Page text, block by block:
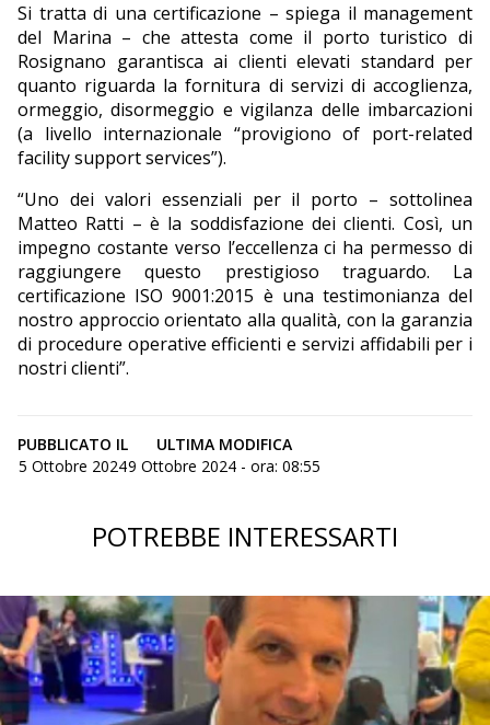
Si tratta di una certificazione – spiega il management
del Marina – che attesta come il porto turistico di
Rosignano garantisca ai clienti elevati standard per
quanto riguarda la fornitura di servizi di accoglienza,
ormeggio, disormeggio e vigilanza delle imbarcazioni
(a livello internazionale “provigiono of port-related
facility support services”).
“Uno dei valori essenziali per il porto – sottolinea
Matteo Ratti – è la soddisfazione dei clienti. Così, un
impegno costante verso l’eccellenza ci ha permesso di
raggiungere questo prestigioso traguardo. La
certificazione ISO 9001:2015 è una testimonianza del
nostro approccio orientato alla qualità, con la garanzia
di procedure operative efficienti e servizi affidabili per i
nostri clienti”.
PUBBLICATO IL
5 Ottobre 2024
ULTIMA MODIFICA
9 Ottobre 2024 - ora: 08:55
POTREBBE INTERESSARTI